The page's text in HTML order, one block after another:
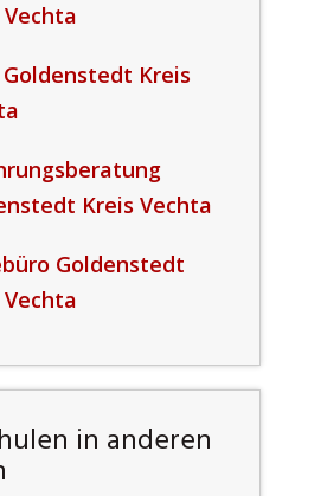
Vechta
Goldenstedt Kreis
Kreis Vechta
Goldenstedt
Vechta
in anderen